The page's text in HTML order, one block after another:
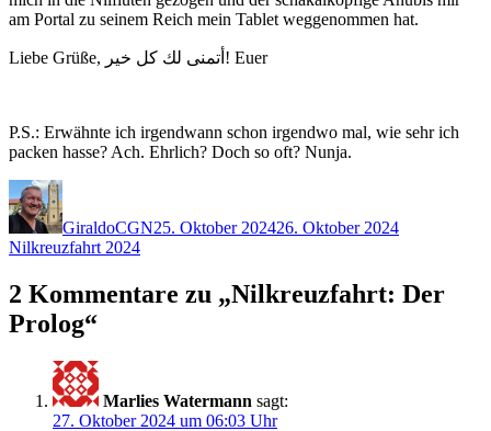
am Portal zu seinem Reich mein Tablet weggenommen hat.
Liebe Grüße, أتمنى لك كل خير! Euer
P.S.: Erwähnte ich irgendwann schon irgendwo mal, wie sehr ich
packen hasse? Ach. Ehrlich? Doch so oft? Nunja.
Autor
GiraldoCGN25. Oktober 202426. Oktober 2024
Nilkreuzfahrt 2024
2 Kommentare zu „Nilkreuzfahrt: Der
Prolog“
Marlies Watermann sagt:
27. Oktober 2024 um 06:03 Uhr